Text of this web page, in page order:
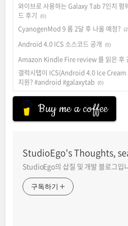
와이브로 사용하는 Galaxy Tab 7인치 펌
드 후기
(0)
CyanogenMod 9 롬 2달 후 나올 예정?
Android 4.0 ICS 소스코드 공개
(0)
Amazon Kindle Fire review 를 읽은 후
갤럭시탭이 ICS(Android 4.0 Ice
지원? #android #galaxytab (0)
Buy me a coffee
StudioEgo's Thoughts,
StudioEgo의 삽질 및 개발 블로그입
구독하기